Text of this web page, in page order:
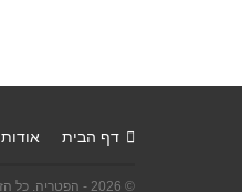
דף הבית אודות
© 2026 - הפטריה. כל הזכויות שמורות.